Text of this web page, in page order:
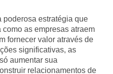
poderosa estratégia que
as empresas atraem
fornecer valor através de
significativas, as
aumentar sua
relacionamentos de